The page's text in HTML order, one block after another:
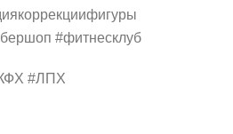
#фитнесклуб
#ЛПХ